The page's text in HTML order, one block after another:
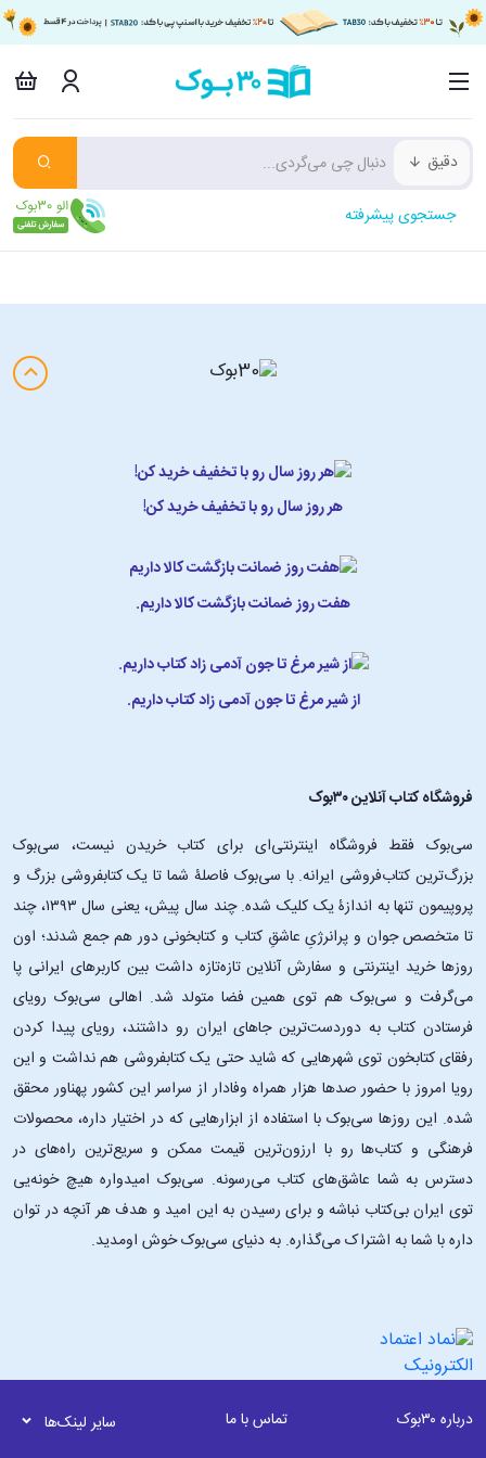
دقیق
جستجوی پیشرفته
هر روز سال رو با تخفیف خرید کن!
هفت روز ضمانت بازگشت کالا داریم.
از شیر مرغ تا جون آدمی زاد کتاب داریم.
فروشگاه کتاب آنلاین ۳۰بوک
سی‌بوک فقط فروشگاه اینترنتی‌ای برای کتاب خریدن نیست، سی‌بوک
بزرگ‌ترین کتاب‌فروشی ایرانه. با سی‌بوک فاصلۀ شما تا یک کتابفروشی بزرگ و
پروپیمون تنها به اندازۀ یک کلیک شده. چند سال پیش، یعنی سال ۱۳۹۳، چند
تا متخصص جوان و پرانرژیِ عاشقِ کتاب و کتابخونی دور هم جمع شدند؛ اون‌
روزها خرید اینترنتی و سفارش آنلاین تازه‌تازه داشت بین کاربرهای ایرانی پا
می‌گرفت و سی‌بوک هم توی همین فضا متولد شد. اهالی سی‌بوک رویای
فرستادن کتاب به دوردست‌ترین جاهای ایران رو داشتند، رویای پیدا کردن
رفقای کتابخون توی شهرهایی که شاید حتی یک کتابفروشی هم نداشت و این
رویا امروز با حضور صدها هزار همراه وفادار از سراسر این کشور پهناور محقق
شده. این ‌روزها سی‌بوک با استفاده از ابزارهایی که در اختیار داره، محصولات
فرهنگی و کتاب‌ها رو با ارزون‌ترین قیمت ممکن و سریع‌ترین راه‌های در
دسترس به شما عاشق‌های کتاب می‌رسونه. سی‌بوک امیدواره هیچ خونه‌یی
توی ایران بی‌کتاب نباشه و برای رسیدن به این امید و هدف هر آنچه در توان
داره با شما به اشتراک می‌گذاره. به دنیای سی‌بوک خوش اومدید.
درباره ۳۰بوک تماس با ما سایر لینک‌ها